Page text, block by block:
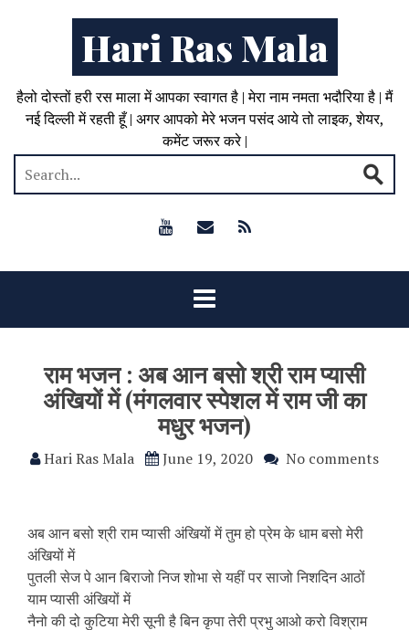
Hari Ras Mala
हैलो दोस्तों हरी रस माला में आपका स्वागत है | मेरा नाम नमता भदौरिया है | मैं
नई दिल्ली में रहती हूँ | अगर आपको मेरे भजन पसंद आये तो लाइक, शेयर,
कमेंट जरूर करे |
राम भजन : अब आन बसो श्री राम प्यासी
अंखियों में (मंगलवार स्पेशल में राम जी का
मधुर भजन)
Hari Ras Mala June 19, 2020 No comments
अब आन बसो श्री राम प्यासी अंखियों में तुम हो प्रेम के धाम बसो मेरी
अंखियों में
पुतली सेज पे आन बिराजो निज शोभा से यहीं पर साजो निशदिन आठों
याम प्यासी अंखियों में
नैनो की दो कुटिया मेरी सूनी है बिन कृपा तेरी प्रभु आओ करो विश्राम